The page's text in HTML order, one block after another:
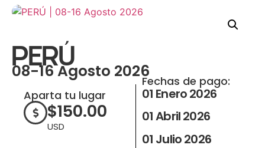
PERÚ
08-16 Agosto 2026
Aparta tu lugar
$150.00
USD
Fechas de pago:
01 Enero 2026
01 Abril 2026
01 Julio 2026